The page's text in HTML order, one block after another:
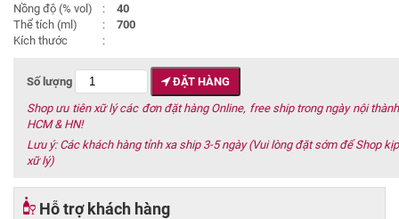
Nồng độ (% vol)
:
40
Thể tích (ml)
:
700
Kích thước
:
Số lượng
ĐẶT HÀNG
Shop ưu tiên xữ lý các đơn đặt hàng Online, free ship trong ngày nội thành
HCM & HN!
Lưu ý: Các khách hàng tỉnh xa ship 3-5 ngày (Vui lòng đặt sớm để Shop kịp
xữ lý)
Hỗ trợ khách hàng